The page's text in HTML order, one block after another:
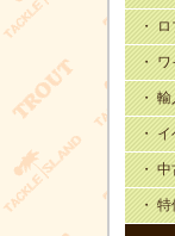
・
・
・
・
・
・ 特